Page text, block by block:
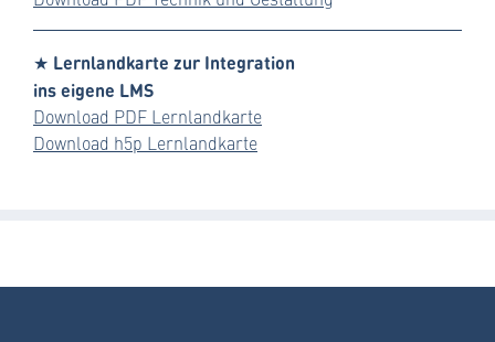
★ Lernlandkarte zur Integration
ins eigene LMS
Download PDF Lernlandkarte
Download h5p Lernlandkarte